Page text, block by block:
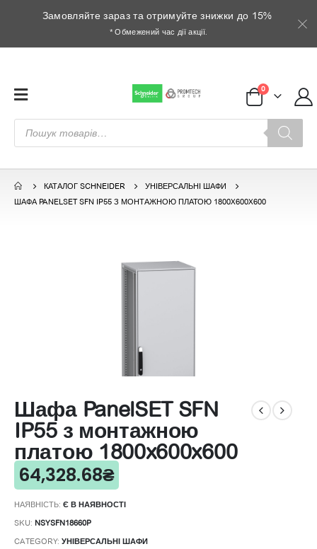
Замовляйте зараз та отримуйте знижки до 15%
* Обмежений час дії акції.
Пошук
товарів
0
КАТАЛОГ SCHNEIDER
УНІВЕРСАЛЬНІ ШАФИ
ШАФА PANELSET SFN IP55 З МОНТАЖНОЮ ПЛАТОЮ 1800X600X600
Шафа PanelSET SFN
IP55 з монтажною
платою 1800x600x600
64,328.68₴
НАЯВНІСТЬ: Є В НАЯВНОСТІ
SKU: NSYSFN18660P
CATEGORY: УНІВЕРСАЛЬНІ ШАФИ